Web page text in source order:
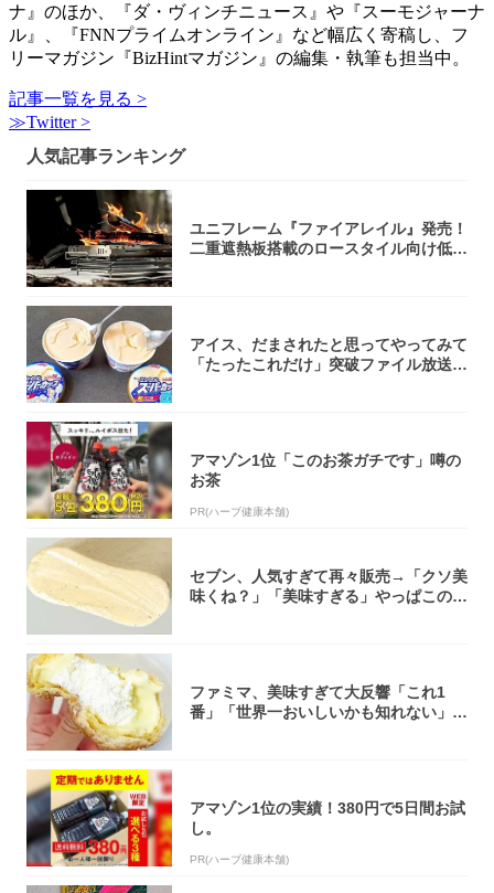
ナ』のほか、『ダ・ヴィンチニュース』や『スーモジャーナ
ル』、『FNNプライムオンライン』など幅広く寄稿し、フ
リーマガジン『BizHintマガジン』の編集・執筆も担当中。
記事一覧を見る >
≫Twitter >
人気記事ランキング
ユニフレーム『ファイアレイル』発売！
二重遮熱板搭載のロースタイル向け低型
アイス、だまされたと思ってやってみて
「たったこれだけ」突破ファイル放送で
アマゾン1位「このお茶ガチです」噂の
お茶
PR(ハーブ健康本舗)
セブン、人気すぎて再々販売→「クソ美
味くね？」「美味すぎる」やっぱこのク
ファミマ、美味すぎて大反響「これ1
番」「世界一おいしいかも知れない」
アマゾン1位の実績！380円で5日間お試
し。
PR(ハーブ健康本舗)